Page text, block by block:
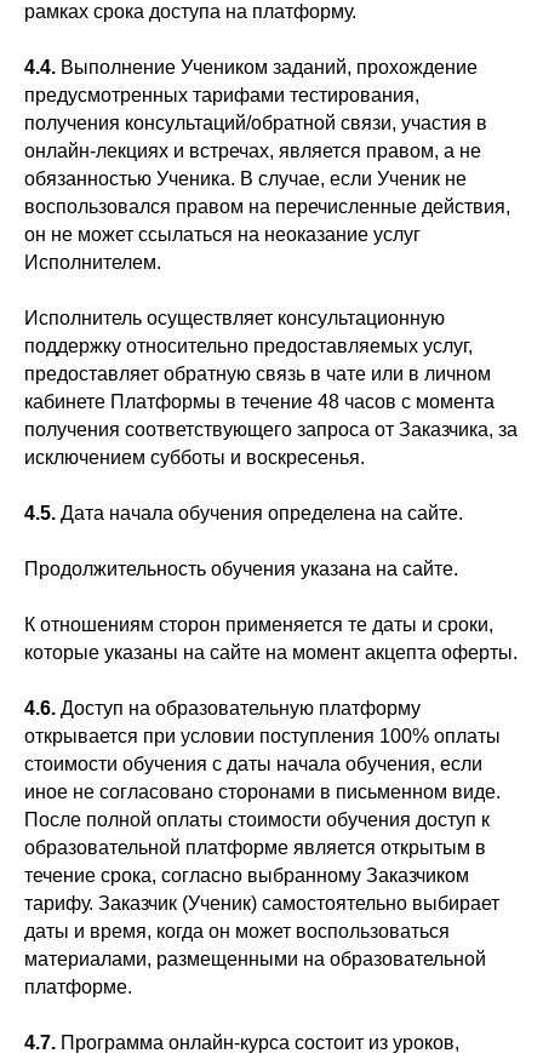
рамках срока доступа на платформу.
4.4. Выполнение Учеником заданий, прохождение
предусмотренных тарифами тестирования,
получения консультаций/обратной связи, участия в
онлайн-лекциях и встречах, является правом, а не
обязанностью Ученика. В случае, если Ученик не
воспользовался правом на перечисленные действия,
он не может ссылаться на неоказание услуг
Исполнителем.
Исполнитель осуществляет консультационную
поддержку относительно предоставляемых услуг,
предоставляет обратную связь в чате или в личном
кабинете Платформы в течение 48 часов с момента
получения соответствующего запроса от Заказчика, за
исключением субботы и воскресенья.
4.5. Дата начала обучения определена на сайте.
Продолжительность обучения указана на сайте.
К отношениям сторон применяется те даты и сроки,
которые указаны на сайте на момент акцепта оферты.
4.6. Доступ на образовательную платформу
открывается при условии поступления 100% оплаты
стоимости обучения с даты начала обучения, если
иное не согласовано сторонами в письменном виде.
После полной оплаты стоимости обучения доступ к
образовательной платформе является открытым в
течение срока, согласно выбранному Заказчиком
тарифу. Заказчик (Ученик) самостоятельно выбирает
даты и время, когда он может воспользоваться
материалами, размещенными на образовательной
платформе.
4.7. Программа онлайн-курса состоит из уроков,